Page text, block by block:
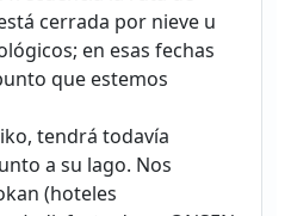
cerrada por nieve u
en esas fechas
que estemos
tendrá todavía
a su lago. Nos
(hoteles